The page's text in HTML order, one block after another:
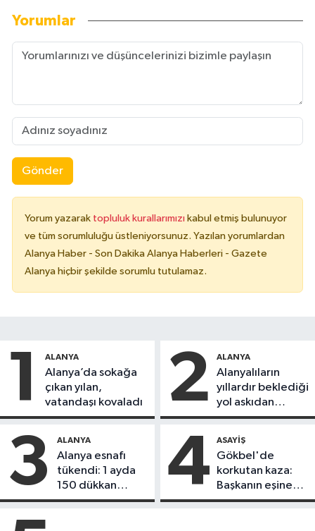
Yorumlar
Gönder
Yorum yazarak topluluk kurallarımızı kabul etmiş bulunuyor
ve tüm sorumluluğu üstleniyorsunuz. Yazılan yorumlardan
Alanya Haber - Son Dakika Alanya Haberleri - Gazete
Alanya hiçbir şekilde sorumlu tutulamaz.
1 ALANYA
Alanya’da sokağa
çıkan yılan,
vatandaşı kovaladı
2 ALANYA
Alanyalıların
yıllardır beklediği
yol askıdan
döndü
3 ALANYA
Alanya esnafı
tükendi: 1 ayda
150 dükkan
kapandı
4 ASAYIŞ
Gökbel'de
korkutan kaza:
Başkanın eşine
motosiklet çarptı